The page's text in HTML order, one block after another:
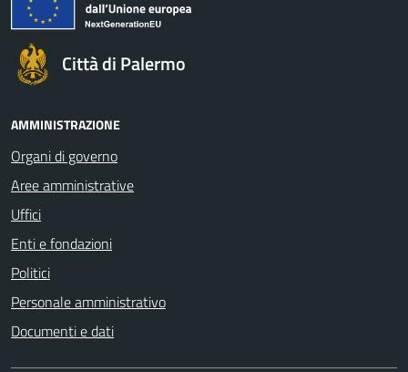
Città di Palermo
AMMINISTRAZIONE
Organi di governo
Aree amministrative
Uffici
Enti e fondazioni
Politici
Personale amministrativo
Documenti e dati